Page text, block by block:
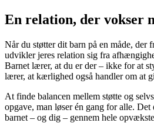
En relation, der vokser
Når du støtter dit barn på en måde, der
udvikler jeres relation sig fra
Barnet lærer, at du er der – ikke for at
lærer, at kærlighed også handler om at
At finde balancen mellem støtte og
opgave, man løser én gang for alle.
barnet – og dig – gennem hele